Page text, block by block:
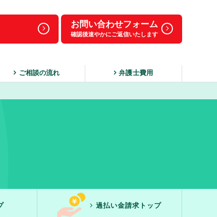
お問い合わせフォーム
確認後速やかにご返信いたします
ご相談の流れ 弁護士費用
過払い金請求トップ